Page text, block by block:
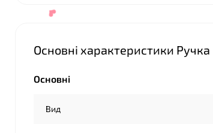
Основні характеристики
Основні
Вид